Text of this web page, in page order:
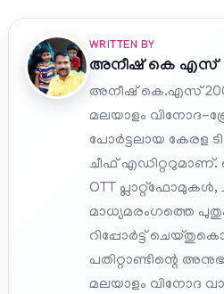
WRITTEN BY
അനീഷ്‌ കെ എസ്
അനീഷ് കെ.എസ്
മലയാളം വിനോദ-
പോർട്ടലായ കേരള
ചീഫ് എഡിറ്ററുമാണ്.
OTT
മാധ്യമരംഗത്തെ
റിപ്പോർട്ട്
പതിറ്റാണ്ടിന്റെ
മലയാളം വിനോദ